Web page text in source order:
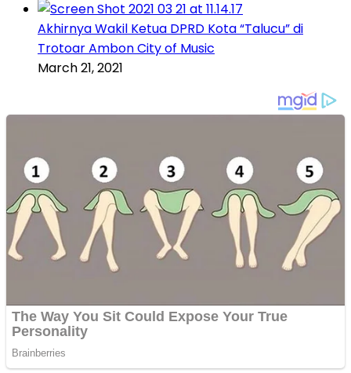
Akhirnya Wakil Ketua DPRD Kota “Talucu” di
Trotoar Ambon City of Music
March 21, 2021